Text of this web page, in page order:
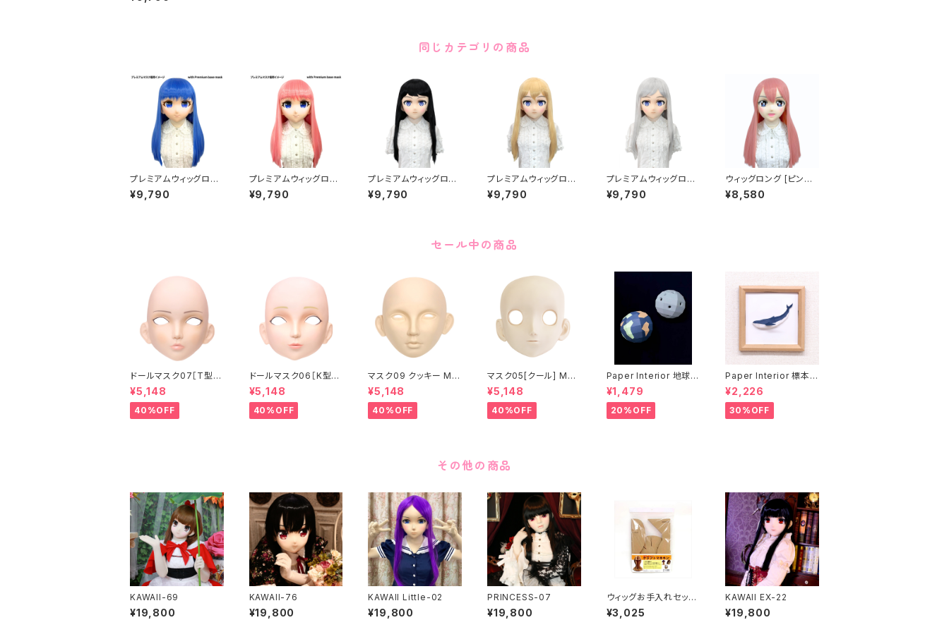
m Wig Long Brown
同じカテゴリの商品
プレミアムウィッグロン
グ [ブルー] Premium
Wig Long Blue
¥9,790
プレミアムウィッグロン
グ [ピンク] Premium
Wig Long Pink
¥9,790
プレミアムウィッグロン
グ [ブラック] Premium
Wig Long Black
¥9,790
プレミアムウィッグロン
グ [ゴールド] Premiu
m Wig Long Gold
¥9,790
プレミアムウィッグロン
グ [シルバー] Premiu
m Wig Long Silver
¥9,790
ウィッグロング [ピンク]
Original Wig Long P
ink
¥8,580
セール中の商品
ドールマスク07［T型］
化粧目穴処理済 MASK
07 [DOLL T] Openin
g eye hole and mak
e up
¥5,148
40%OFF
ドールマスク06［K型］
化粧目穴処理 MASK0
6 [DOLL K] Opening
eye hole and make
up
¥5,148
40%OFF
マスク09 クッキー MA
SK09 “COOKIE”
¥5,148
40%OFF
マスク05[クール] MAS
K05[COOL]
¥5,148
40%OFF
Paper Interior 地球と
月 earth and moon
¥1,479
20%OFF
Paper Interior 標本
クジラ specimen wh
ale
¥2,226
30%OFF
その他の商品
KAWAII-69
¥19,800
KAWAII-76
¥19,800
KAWAII Little-02
¥19,800
PRINCESS-07
¥19,800
ウィッグお手入れセット
This item can not s
hip overseas
¥3,025
KAWAII EX-22
¥19,800